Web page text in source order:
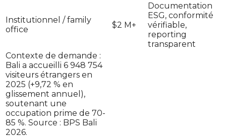
Institutionnel / family
office
$2 M+
Documentation
ESG, conformité
vérifiable,
reporting
transparent
Contexte de demande :
Bali a accueilli 6 948 754
visiteurs étrangers en
2025 (+9,72 % en
glissement annuel),
soutenant une
occupation prime de 70-
85 %. Source : BPS Bali
2026.